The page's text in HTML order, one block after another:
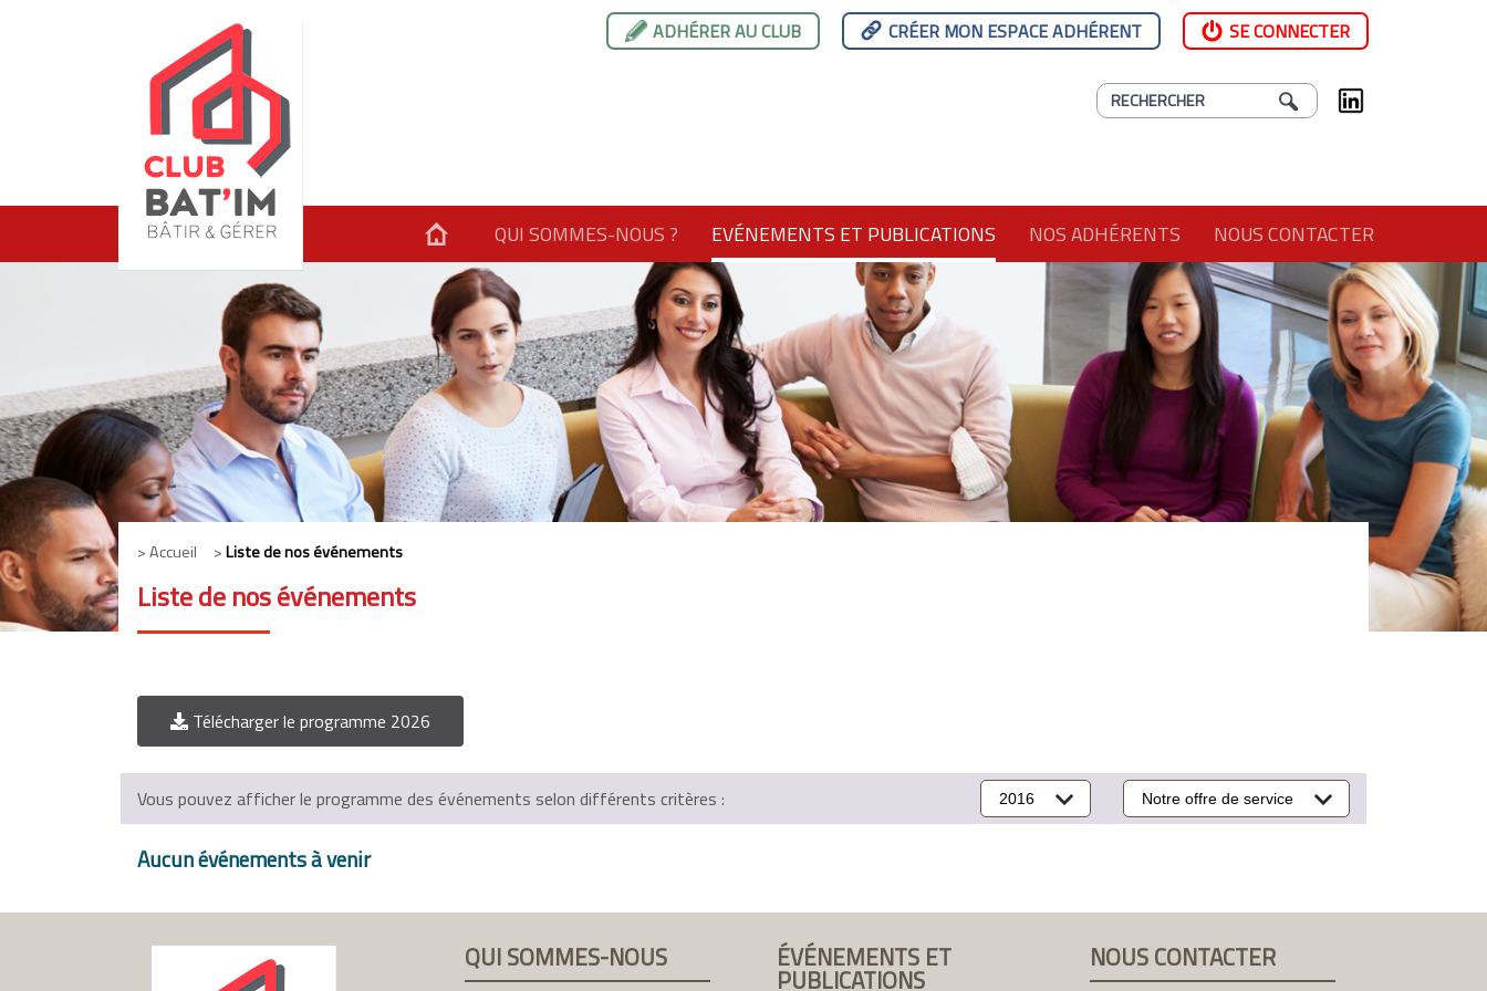
ADHÉRER AU CLUB CRÉER MON ESPACE ADHÉRENT SE CONNECTER
QUI SOMMES-NOUS ? EVÉNEMENTS ET PUBLICATIONS NOS ADHÉRENTS NOUS CONTACTER
> Accueil >Liste de nos événements
Liste de nos événements
Télécharger le programme 2026
Vous pouvez afficher le programme des événements selon différents critères : 2016 Notre offre de service
Aucun événements à venir
QUI SOMMES-NOUS ÉVÉNEMENTS ET
PUBLICATIONS
NOUS CONTACTER